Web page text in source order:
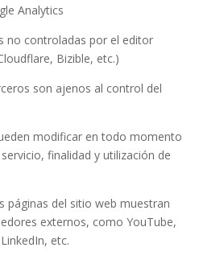
Analytics
no controladas por el editor
Bizible, etc.)
son ajenos al control del
modificar en todo momento
finalidad y utilización de
páginas del sitio web muestran
externos, como YouTube,
etc.